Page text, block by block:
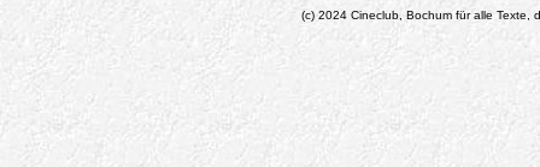
(c) 2024 Cineclub, Bochum für alle Texte,